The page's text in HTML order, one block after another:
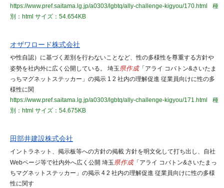
https://www.pref.saitama.lg.jp/a0303/lgbtq/ally-challenge-kigyou/170.html
種
別：html サイズ：54.654KB
オザワロード株式会社
や性自認）に基づく差別を行わないことなど、性の多様性を尊重する方針や
姿勢を社内外に広く公開している。 埼玉県作成「アライ コバトン&さいたま
っちマグネットステッカー」の掲示 1 2 社内の理解促進 従業員向けに性の多
様性に関
https://www.pref.saitama.lg.jp/a0303/lgbtq/ally-challenge-kigyou/171.html
種
別：html サイズ：54.675KB
田部井建設株式会社
イントラネット、掲示板等への方針の掲載 方針を明文化して打ち出し、自社
Webページ等で社内外へ広く公開 埼玉県作成「アライ コバトン&さいたまっ
ちマグネットステッカー」の掲示 4 2 社内の理解促進 従業員向けに性の多様
性に関す